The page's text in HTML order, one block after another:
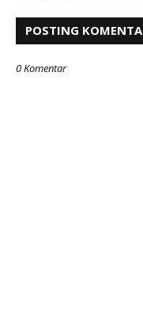
POSTING
0 Komentar